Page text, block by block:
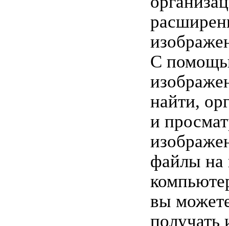
С
найти,
и
файлы на
вы
получать